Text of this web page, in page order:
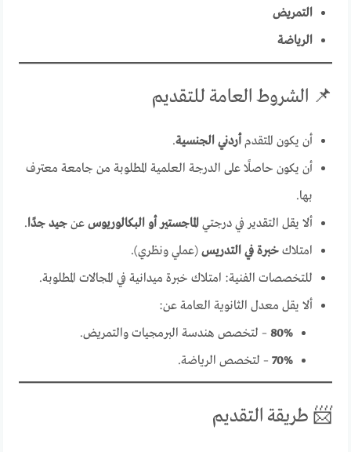
التمريض
الرياضة
📌 الشروط العامة للتقديم
أن يكون المتقدمأردني الجنسية.
أن يكون حاصلًا على الدرجة العلمية المطلوبة من جامعة معترف
بها.
ألا يقل التقدير في درجتيالماجستير أو البكالوريوس عنجيد جدًا.
امتلاكخبرة في التدريس (عملي ونظري).
للتخصصات الفنية: امتلاك خبرة ميدانية في المجالات المطلوبة.
ألا يقل معدل الثانوية العامة عن:
80% – لتخصص هندسة البرمجيات والتمريض.
70% – لتخصص الرياضة.
📨 طريقة التقديم